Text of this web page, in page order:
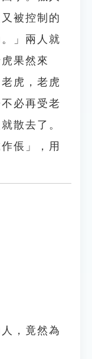
被控制的
」兩人就
果然來
虎，老虎
必再受老
散去了。
倀」，用
，竟然為